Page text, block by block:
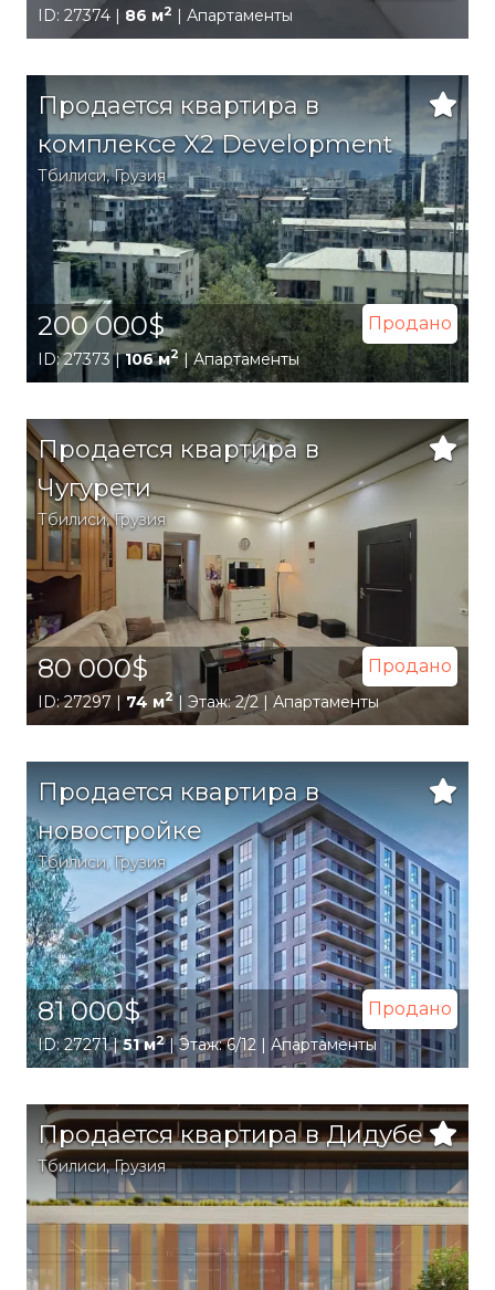
ID: 27374 | 86 м2 | Апартаменты
Продается квартира в
комплексе X2 Development
Тбилиси,Грузия
200 000$ Продано
ID: 27373 |106 м2| Апартаменты
Продается квартира в
Чугурети
Тбилиси,Грузия
80 000$ Продано
ID: 27297 |74 м2 | Этаж: 2/2 | Апартаменты
Продается квартира в
новостройке
Тбилиси, Грузия
81 000$ Продано
ID: 27271 |51 м2| Этаж: 6/12 | Апартаменты
Продается квартира в Дидубе
Тбилиси,Грузия